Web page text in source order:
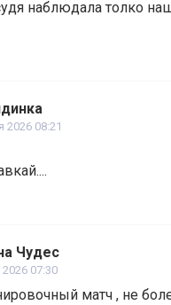
наблюдала толко
2026 08:21
Чудес
07:30
матч , не